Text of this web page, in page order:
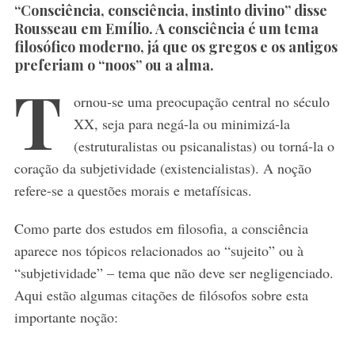
“Consciência, consciência, instinto divino” disse
Rousseau em Emílio. A consciência é um tema
filosófico moderno, já que os gregos e os antigos
preferiam o “noos” ou a alma.
T
ornou-se uma preocupação central no século
XX, seja para negá-la ou minimizá-la
(estruturalistas ou psicanalistas) ou torná-la o
coração da subjetividade (existencialistas). A noção
refere-se a questões morais e metafísicas.
Como parte dos estudos em filosofia, a consciência
aparece nos tópicos relacionados ao “sujeito” ou à
“subjetividade” – tema que não deve ser negligenciado.
Aqui estão algumas citações de filósofos sobre esta
importante noção: